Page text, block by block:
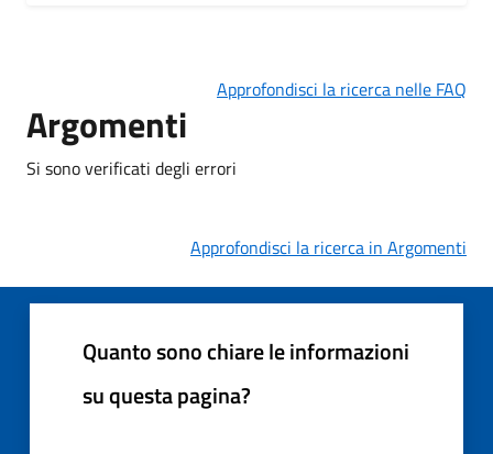
Approfondisci la ricerca nelle FAQ
Argomenti
Si sono verificati degli errori
Approfondisci la ricerca in Argomenti
Quanto sono chiare le informazioni
su questa pagina?